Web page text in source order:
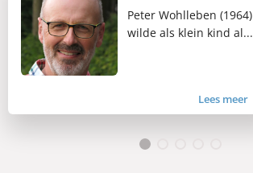
Peter Wohlleben (1964)
wilde als klein kind al...
Lees meer